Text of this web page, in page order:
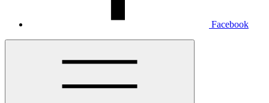
Facebook